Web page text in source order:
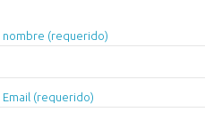
nombre (requerido)
Email (requerido)